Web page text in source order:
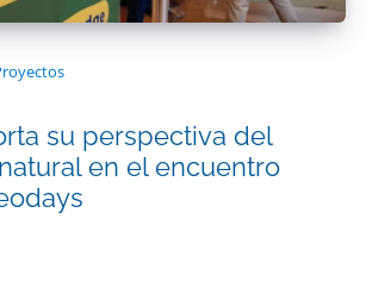
su perspectiva del
en el encuentro